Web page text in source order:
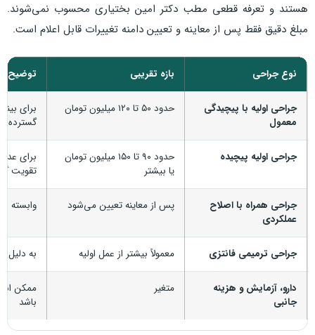
هستند و تعرفه قطعی مطب دکتر امین بختیاری محسوب نمی‌شوند.
مبلغ دقیق فقط پس از معاینه و تعیین دامنه تغییرات قابل اعلام است.
نوع جراحی بازه تقریبی توضیح
جراحی اولیه با پیچیدگی
معمول
حدود ۵۰ تا ۱۲۰ میلیون تومان
برای
گسترده
جراحی اولیه پیچیده
حدود ۹۰ تا ۱۵۰ میلیون تومان
یا بیشتر
برای عدم
تقویت
جراحی همراه با اصلاح
عملکردی
پس از معاینه تعیین می‌شود وابسته
جراحی ترمیمی فانتزی معمولاً بیشتر از عمل اولیه به دلیل
دارو، آزمایش و هزینه
جانبی
متغیر
ممکن
باشد